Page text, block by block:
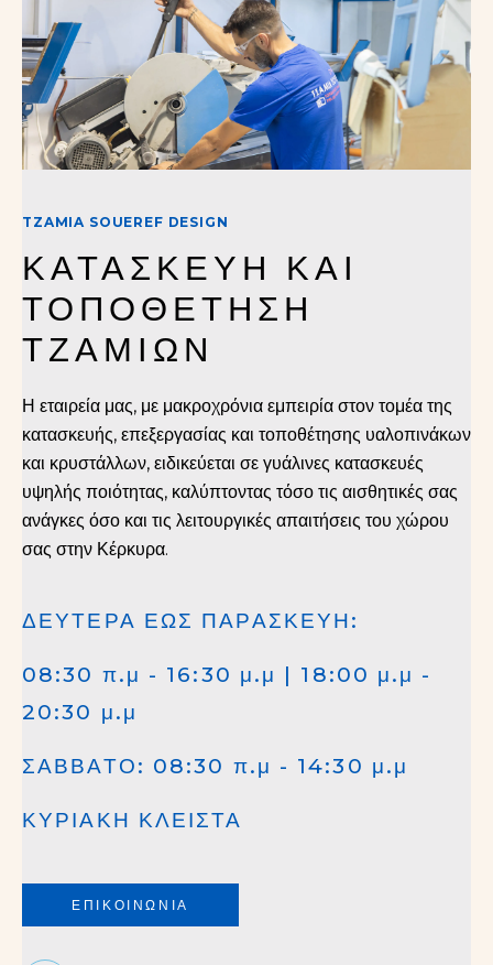
TZAMIA SOUEREF DESIGN
ΚΑΤΑΣΚΕΥΗ ΚΑΙ
ΤΟΠΟΘΕΤΗΣΗ
ΤΖΑΜΙΩΝ
Η εταιρεία μας, με μακροχρόνια εμπειρία στον τομέα της
κατασκευής, επεξεργασίας και τοποθέτησης υαλοπινάκων
και κρυστάλλων, ειδικεύεται σε γυάλινες κατασκευές
υψηλής ποιότητας, καλύπτοντας τόσο τις αισθητικές σας
ανάγκες όσο και τις λειτουργικές απαιτήσεις του χώρου
σας στην Κέρκυρα.
ΔΕΥΤΕΡΑ ΕΩΣ ΠΑΡΑΣΚΕΥΗ:
08:30 π.μ - 16:30 μ.μ | 18:00 μ.μ -
20:30 μ.μ
ΣΑΒΒΑΤΟ: 08:30 π.μ - 14:30 μ.μ
ΚΥΡΙΑΚΗ ΚΛΕΙΣΤΑ
ΕΠΙΚΟΙΝΩΝΙΑ